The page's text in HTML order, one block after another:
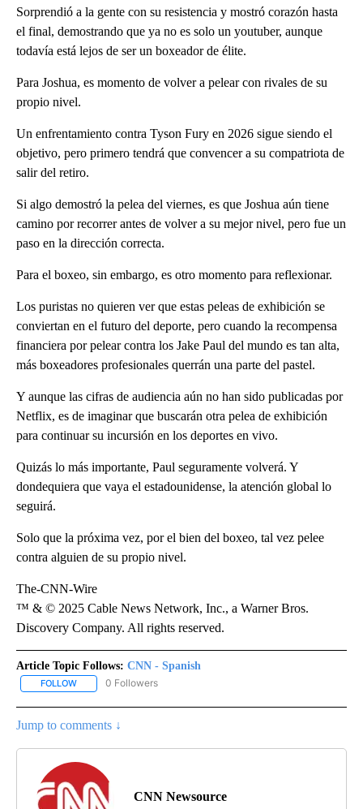
Sorprendió a la gente con su resistencia y mostró corazón hasta
el final, demostrando que ya no es solo un youtuber, aunque
todavía está lejos de ser un boxeador de élite.
Para Joshua, es momento de volver a pelear con rivales de su
propio nivel.
Un enfrentamiento contra Tyson Fury en 2026 sigue siendo el
objetivo, pero primero tendrá que convencer a su compatriota de
salir del retiro.
Si algo demostró la pelea del viernes, es que Joshua aún tiene
camino por recorrer antes de volver a su mejor nivel, pero fue un
paso en la dirección correcta.
Para el boxeo, sin embargo, es otro momento para reflexionar.
Los puristas no quieren ver que estas peleas de exhibición se
conviertan en el futuro del deporte, pero cuando la recompensa
financiera por pelear contra los Jake Paul del mundo es tan alta,
más boxeadores profesionales querrán una parte del pastel.
Y aunque las cifras de audiencia aún no han sido publicadas por
Netflix, es de imaginar que buscarán otra pelea de exhibición
para continuar su incursión en los deportes en vivo.
Quizás lo más importante, Paul seguramente volverá. Y
dondequiera que vaya el estadounidense, la atención global lo
seguirá.
Solo que la próxima vez, por el bien del boxeo, tal vez pelee
contra alguien de su propio nivel.
The-CNN-Wire
™ & © 2025 Cable News Network, Inc., a Warner Bros.
Discovery Company. All rights reserved.
Article Topic Follows: CNN - Spanish
FOLLOW FOLLOW "CNN - SPANISH" TO RECEIVE NOTIFICATIONS ABOUT
0 Followers
Jump to comments ↓
CNN Newsource